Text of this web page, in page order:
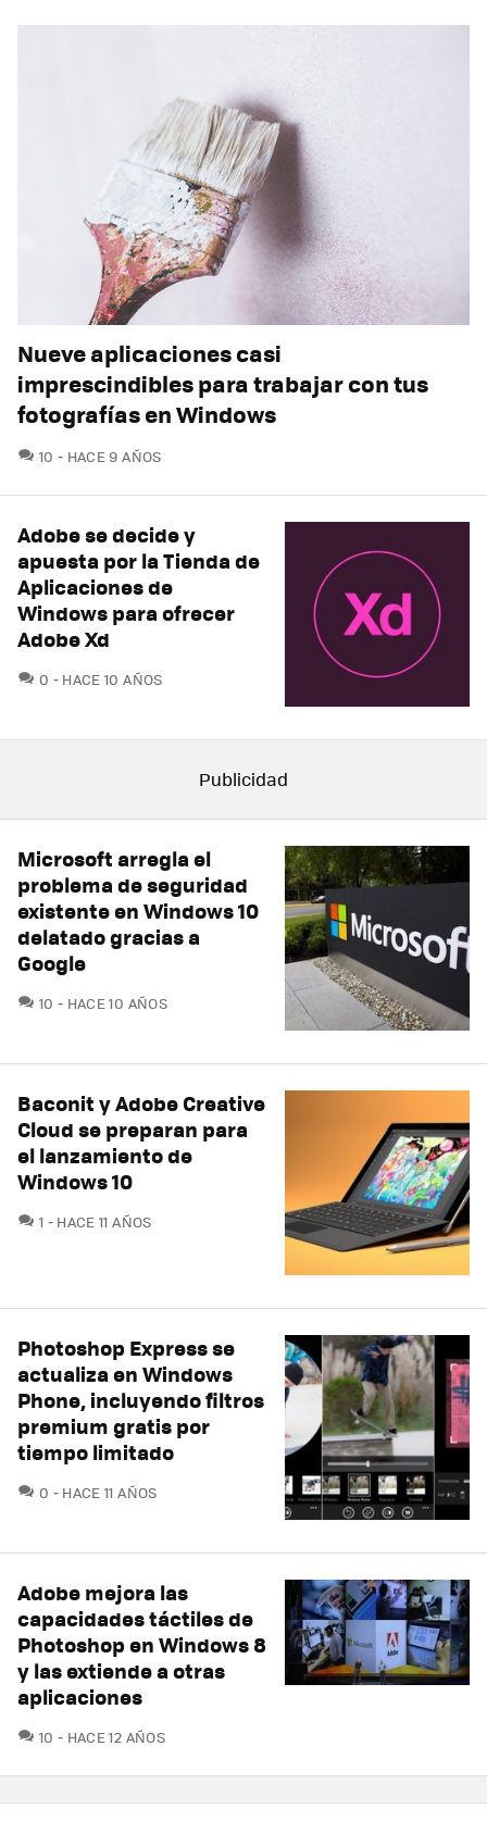
Nueve aplicaciones casi
imprescindibles para trabajar con tus
fotografías en Windows
10 COMENTARIOS
HACE 9 AÑOS
Adobe se decide y
apuesta por la Tienda de
Aplicaciones de
Windows para ofrecer
Adobe Xd
0 COMENTARIOS
HACE 10 AÑOS
Microsoft arregla el
problema de seguridad
existente en Windows 10
delatado gracias a
Google
10 COMENTARIOS
HACE 10 AÑOS
Baconit y Adobe Creative
Cloud se preparan para
el lanzamiento de
Windows 10
1 COMENTARIOS
HACE 11 AÑOS
Photoshop Express se
actualiza en Windows
Phone, incluyendo filtros
premium gratis por
tiempo limitado
0 COMENTARIOS
HACE 11 AÑOS
Adobe mejora las
capacidades táctiles de
Photoshop en Windows 8
y las extiende a otras
aplicaciones
10 COMENTARIOS
HACE 12 AÑOS